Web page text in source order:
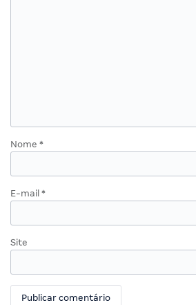
Nome *
E-mail *
Site